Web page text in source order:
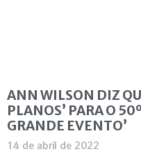
ANN WILSON DIZ
PLANOS’ PARA O
GRANDE EVENTO’
14 de abril de 2022